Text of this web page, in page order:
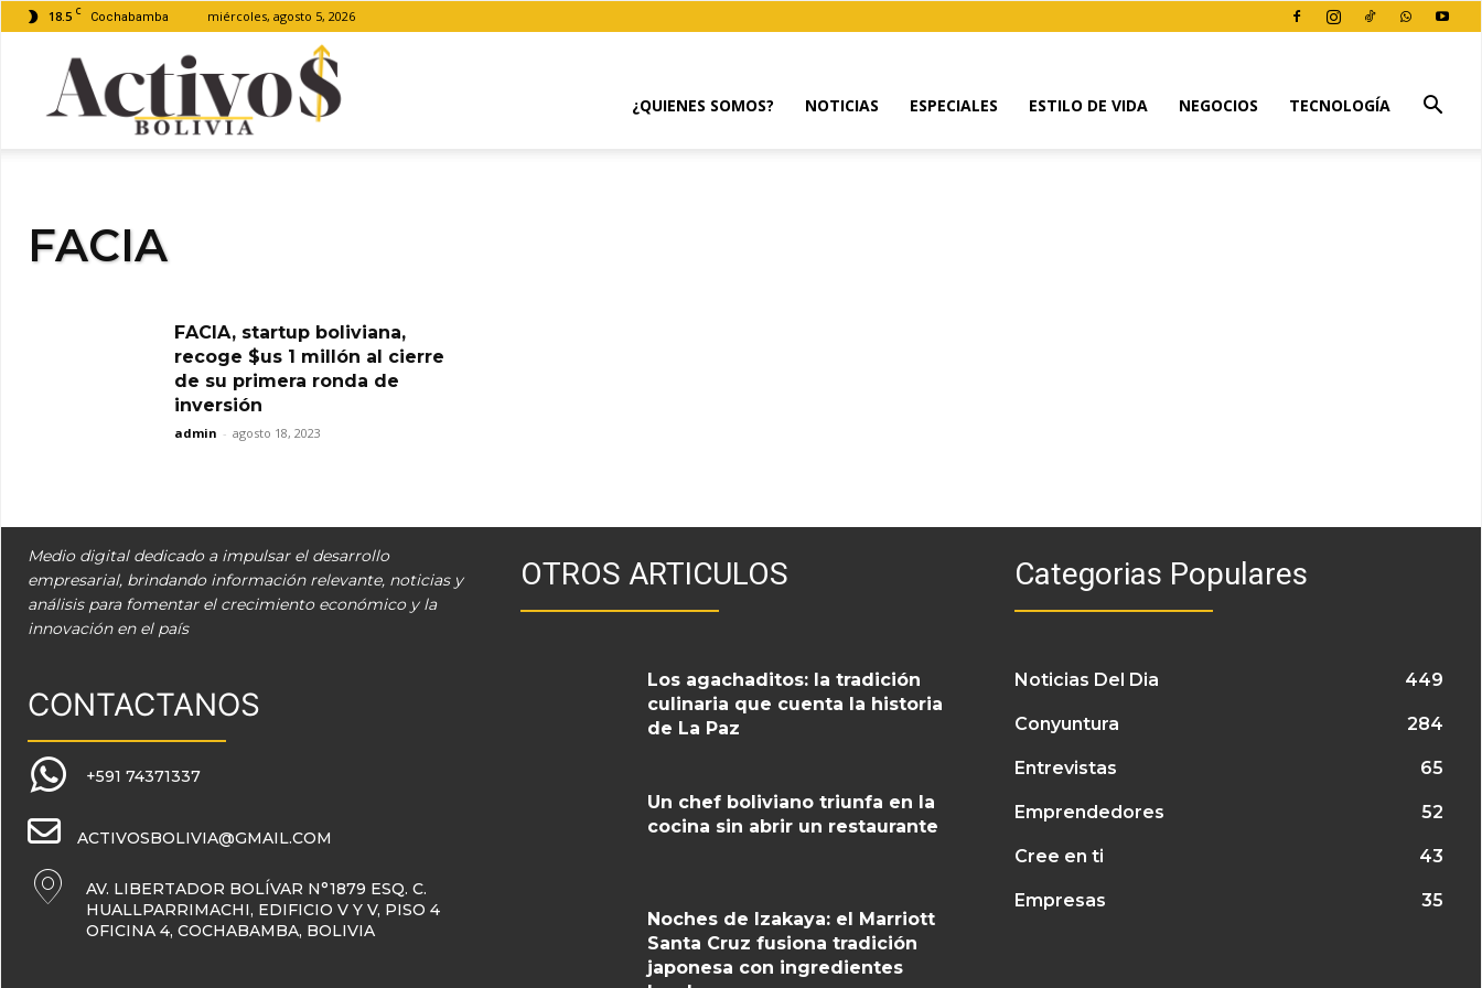
18.5 C Cochabamba miércoles, agosto 5, 2026
¿QUIENES SOMOS? NOTICIAS ESPECIALES ESTILO DE VIDA NEGOCIOS TECNOLOGÍA
FACIA
FACIA, startup boliviana,
recoge $us 1 millón al cierre
de su primera ronda de
inversión
admin - agosto 18, 2023
Medio digital dedicado a impulsar el desarrollo
empresarial, brindando información relevante, noticias y
análisis para fomentar el crecimiento económico y la
innovación en el país
CONTACTANOS
+591 74371337
ACTIVOSBOLIVIA@GMAIL.COM
AV. LIBERTADOR BOLÍVAR N°1879 ESQ. C.
HUALLPARRIMACHI, EDIFICIO V Y V, PISO 4
OFICINA 4, COCHABAMBA, BOLIVIA
OTROS ARTICULOS
Los agachaditos: la tradición
culinaria que cuenta la historia
de La Paz
Un chef boliviano triunfa en la
cocina sin abrir un restaurante
Noches de Izakaya: el Marriott
Santa Cruz fusiona tradición
japonesa con ingredientes
Categorias Populares
Noticias Del Dia 449
Conyuntura 284
Entrevistas 65
Emprendedores 52
Cree en ti 43
Empresas 35